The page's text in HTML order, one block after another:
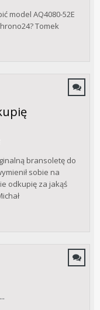
model AQ4080-52E
Tomek
bransoletę do
sobie na
odkupię za jakąś